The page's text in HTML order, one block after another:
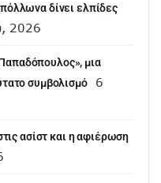
δίνει ελπίδες
2026
μια
συμβολισμό
6
ασίστ και η αφιέρωση